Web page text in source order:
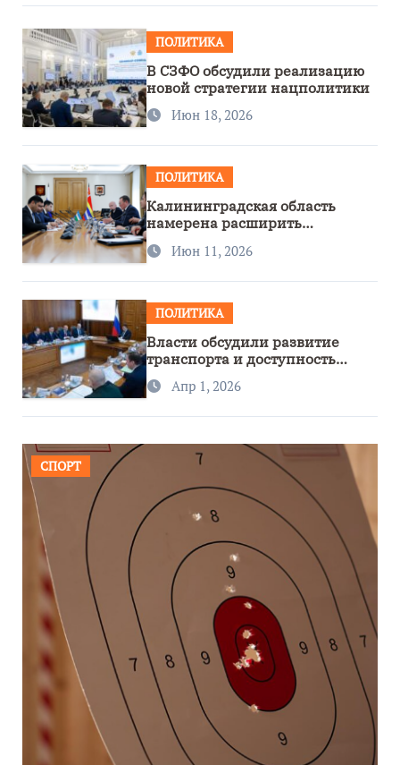
ПОЛИТИКА
В СЗФО обсудили реализацию
новой стратегии нацполитики
Июн 18, 2026
ПОЛИТИКА
Калининградская область
намерена расширить
сотрудничество с Узбекистаном
Июн 11, 2026
ПОЛИТИКА
Власти обсудили развитие
транспорта и доступность
региона
Апр 1, 2026
СПОРТ